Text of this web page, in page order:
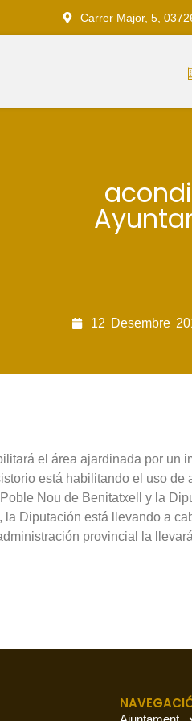
Carrer Major, 5,
12 Desembre
el área ajardinada por un
está habilitando el uso
Nou de Benitatxell y la
la Diputación está llevando a
provincial la